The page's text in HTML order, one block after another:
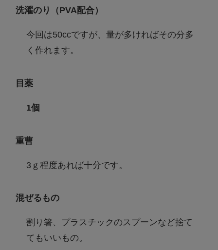
洗濯のり（PVA配合）
今回は50ccですが、量が多ければその分多
く作れます。
目薬
1個
重曹
3ｇ程度あれば十分です。
混ぜるもの
割り箸、プラスチックのスプーンなど捨て
てもいいもの。